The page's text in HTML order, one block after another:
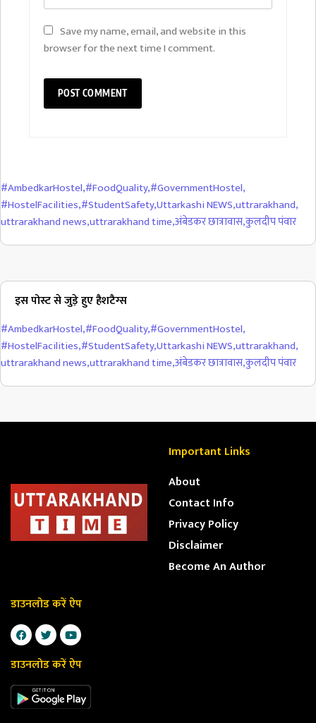
Save my name, email, and website in this
browser for the next time I comment.
#AmbedkarHostel,#FoodQuality,#GovernmentHostel,
#HostelFacilities,#StudentSafety,Uttarkashi NEWS,uttrarakhand,
uttrarakhand news,uttrarakhand time,अंबेडकर छात्रावास,कुलदीप पंवार
इस पोस्ट से जुड़े हुए हैशटैग्स
#AmbedkarHostel,#FoodQuality,#GovernmentHostel,
#HostelFacilities,#StudentSafety,Uttarkashi NEWS,uttrarakhand,
uttrarakhand news,uttrarakhand time,अंबेडकर छात्रावास,कुलदीप पंवार
Important Links
About
Contact Info
Privacy Policy
Disclaimer
Become An Author
डाउनलोड करें ऐप
डाउनलोड करें ऐप